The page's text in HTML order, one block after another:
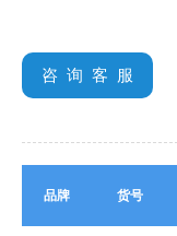
咨 询 客 服
品牌 货号